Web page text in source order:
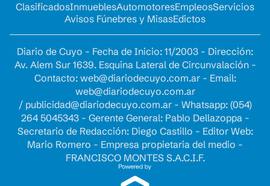
ClasificadosInmueblesAutomotoresEmpleosServicios
Avisos Fúnebres y MisasEdictos
Diario de Cuyo - Fecha de Inicio: 11/2003 - Dirección:
Av. Alem Sur 1639. Esquina Lateral de Circunvalación -
Contacto: web@diariodecuyo.com.ar- Email:
web@diariodecuyo.com.ar
/ publicidad@diariodecuyo.com.ar- Whatsapp: (054)
264 5045343 - Gerente General: Pablo Dellazoppa -
Secretario de Redacción: Diego Castillo - Editor Web:
Mario Romero - Empresa propietaria del medio -
FRANCISCO MONTES S.A.C.I.F.